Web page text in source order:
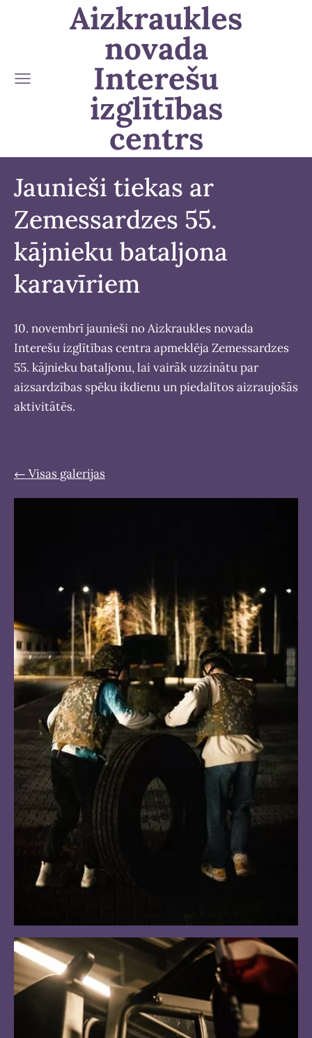
Aizkraukles
novada
Interešu
izglītības
centrs
Jaunieši tiekas ar
Zemessardzes 55.
kājnieku bataljona
karavīriem
10. novembrī jaunieši no Aizkraukles novada
Interešu izglītības centra apmeklēja Zemessardzes
55. kājnieku bataljonu, lai vairāk uzzinātu par
aizsardzības spēku ikdienu un piedalītos aizraujošās
aktivitātēs.
Visas galerijas